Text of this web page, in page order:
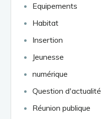
Equipements
Habitat
Insertion
Jeunesse
numérique
Question d'actualité
Réunion publique